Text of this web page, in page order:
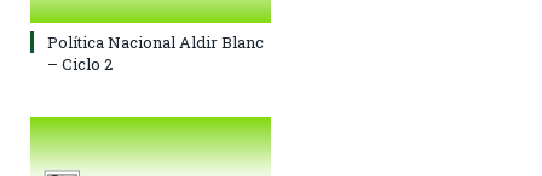
Política Nacional Aldir Blanc
– Ciclo 2